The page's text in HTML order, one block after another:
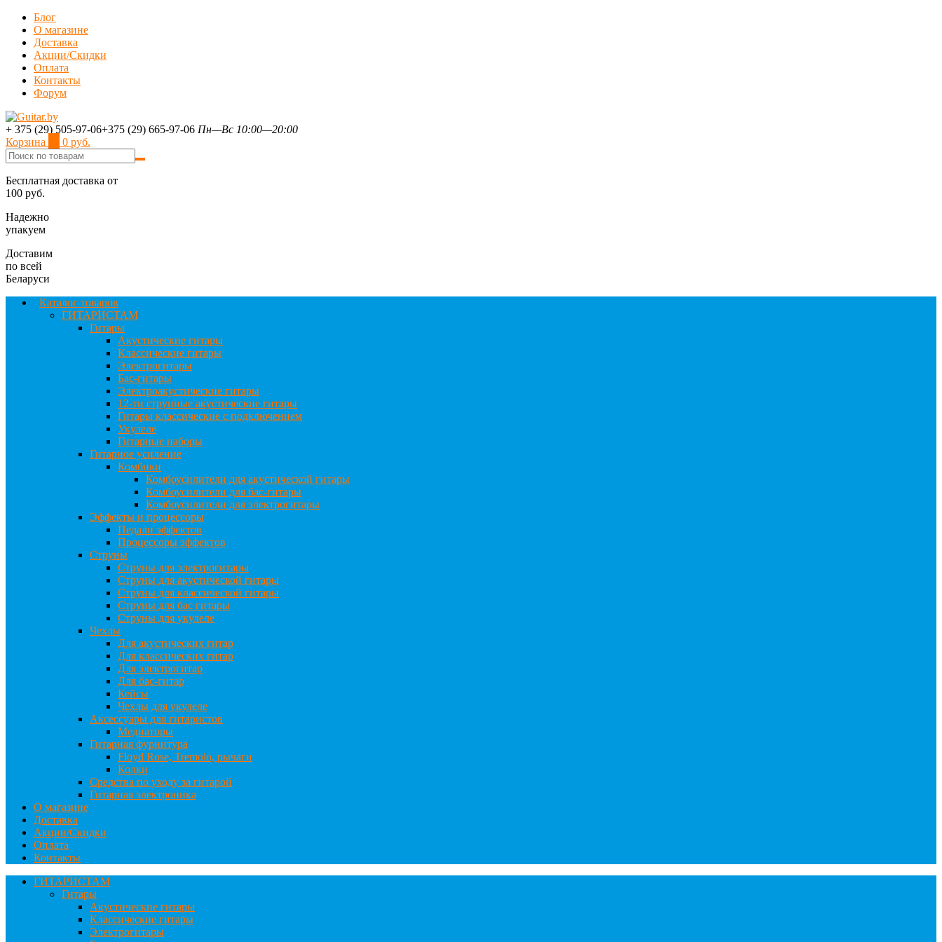
Блог
О магазине
Доставка
Акции/Скидки
Оплата
Контакты
Форум
+ 375 (29) 505-97-06+375 (29) 665-97-06 Пн—Вс 10:00—20:00
Корзина
0 руб.
Бесплатная доставка от
100 руб.
Надежно
упакуем
Доставим
по всей
Беларуси
Каталог товаров
ГИТАРИСТАМ
Гитары
Акустические гитары
Классические гитары
Электрогитары
Бас-гитары
Электроакустические гитары
12-ти струнные акустические гитары
Гитары классические с подключением
Укулеле
Гитарные наборы
Гитарное усиление
Комбики
Комбоусилители для акустической гитары
Комбоусилители для бас-гитары
Комбоусилители для электрогитары
Эффекты и процессоры
Педали эффектов
Процессоры эффектов
Струны
Струны для электрогитары
Струны для акустической гитары
Струны для классической гитары
Струны для бас гитары
Струны для укулеле
Чехлы
Для акустических гитар
Для классических гитар
Для электрогитар
Для бас-гитар
Кейсы
Чехлы для укулеле
Аксессуары для гитаристов
Медиаторы
Гитарная фурнитура
Floyd Rose, Tremolo, рычаги
Колки
Средства по уходу за гитарой
Гитарная электроника
О магазине
Доставка
Акции/Скидки
Оплата
Контакты
ГИТАРИСТАМ
Гитары
Акустические гитары
Классические гитары
Электрогитары